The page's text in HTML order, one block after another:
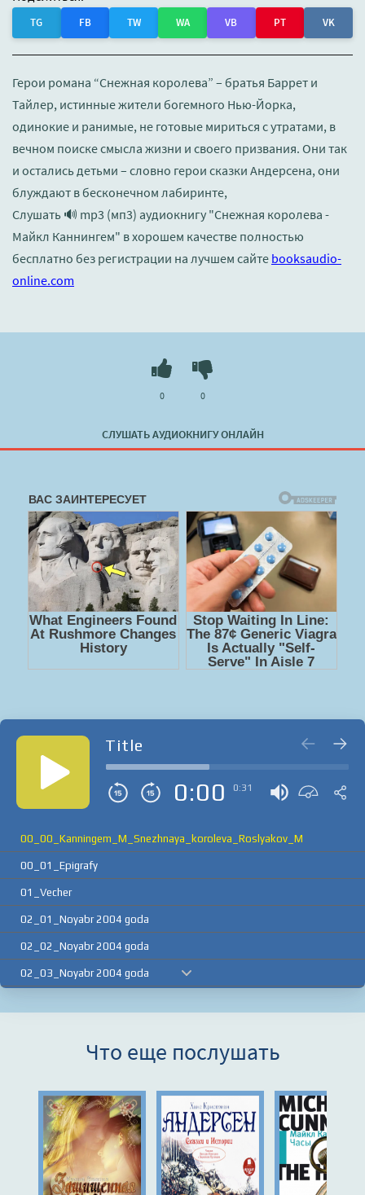
TG FB TW WA VB PT VK
Герои романа “Снежная королева” – братья Баррет и
Тайлер, истинные жители богемного Нью-Йорка,
одинокие и ранимые, не готовые мириться с утратами, в
вечном поиске смысла жизни и своего призвания. Они так
и остались детьми – словно герои сказки Андерсена, они
блуждают в бесконечном лабиринте,
Слушать 🔊 mp3 (мп3) аудиокнигу "Снежная королева -
Майкл Каннингем" в хорошем качестве полностью
бесплатно без регистрации на лучшем сайте booksaudio-
online.com
СЛУШАТЬ АУДИОКНИГУ ОНЛАЙН
0 0
Title
0:00 0:31
00_00_Kanningem_M_Snezhnaya_koroleva_Roslyakov_M
00_01_Epigrafy
01_Vecher
02_01_Noyabr 2004 goda
02_02_Noyabr 2004 goda
02_03_Noyabr 2004 goda
03_03_Noyabrskiy vtornik
04_01_Novyy, 2006 god
04_02_Novyy, 2006 god
04_03_Novyy, 2006 god
04_04_Novyy, 2006 god
Что еще послушать